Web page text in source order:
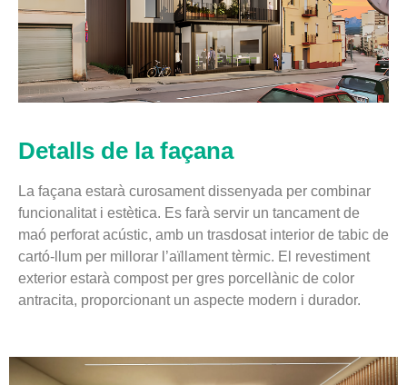
Detalls de la façana
La façana estarà curosament dissenyada per combinar
funcionalitat i estètica. Es farà servir un tancament de
maó perforat acústic, amb un trasdosat interior de tabic de
cartó-llum per millorar l’aïllament tèrmic. El revestiment
exterior estarà compost per gres porcellànic de color
antracita, proporcionant un aspecte modern i durador.